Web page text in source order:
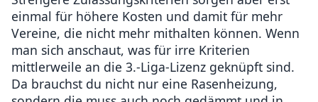
einmal für höhere Kosten und damit für mehr
Vereine, die nicht mehr mithalten können. Wenn
man sich anschaut, was für irre Kriterien
mittlerweile an die 3.-Liga-Lizenz geknüpft sind.
Da brauchst du nicht nur eine Rasenheizung,